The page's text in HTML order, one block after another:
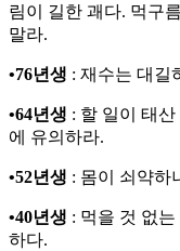
림이 길한 괘다. 먹구
말라.
•76년생 : 재수는 대길
•64년생 : 할 일이 태
에 유의하라.
•52년생 : 몸이 쇠약하
•40년생 : 먹을 것 없
하다.